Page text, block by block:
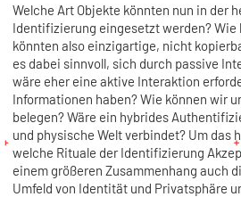
Welche Art Objekte könnten nun in der
Identifizierung eingesetzt werden?
könnten also einzigartige, nicht
es dabei sinnvoll, sich durch passive
wäre eher eine aktive Interaktion
Informationen haben? Wie können wir
belegen? Wäre ein hybrides
und physische Welt verbindet? Um das
welche Rituale der Identifizierung
einem größeren Zusammenhang auch
Umfeld von Identität und Privatsphäre